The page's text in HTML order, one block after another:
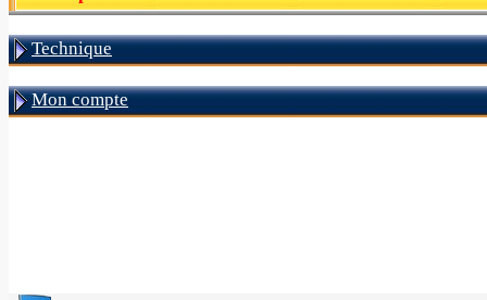
Technique
Mon compte